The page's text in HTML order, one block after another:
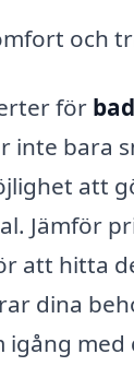
och
för
inte bara
att
Jämför
att hitta
dina
igång med